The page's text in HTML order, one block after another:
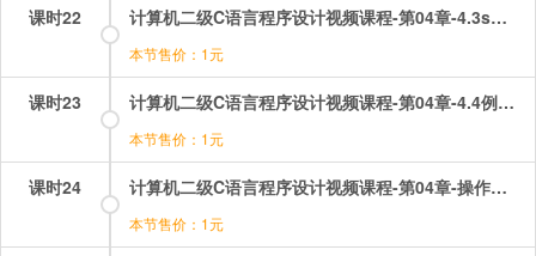
课时22 计算机二级C语言程序设计视频课程-第04章-4.3switch语句和break语句.mp4
本节售价：1元
课时23 计算机二级C语言程序设计视频课程-第04章-4.4例题讲解.mp4
本节售价：1元
课时24 计算机二级C语言程序设计视频课程-第04章-操作：关系和逻辑运算选择题讲解.mp4
本节售价：1元